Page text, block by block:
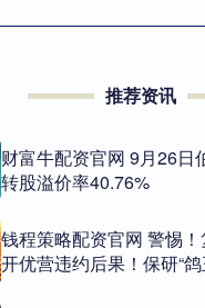
推荐资讯
财富牛配资官网 9月26日
转股溢价率40.76%
钱程策略配资官网 警惕
开优营违约后果！保研“